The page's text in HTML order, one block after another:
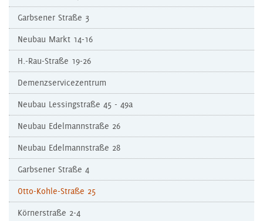
Garbsener Straße 3
Neubau Markt 14-16
H.-Rau-Straße 19-26
Demenzservicezentrum
Neubau Lessingstraße 45 - 49a
Neubau Edelmannstraße 26
Neubau Edelmannstraße 28
Garbsener Straße 4
Otto-Kohle-Straße 25
Körnerstraße 2-4